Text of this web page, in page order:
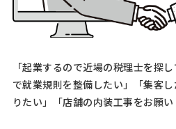
「起業するので近場の税理士を探
で就業規則を整備したい」「集客
りたい」「店舗の内装工事をお願い
[依頼したい業務] 顧問社労士 労務相談
ス業 [会社規模] 11〜30名 [依頼・相談
雇用保険・社会保険各種手続き、〇ハ
人気案件
社会保
せ